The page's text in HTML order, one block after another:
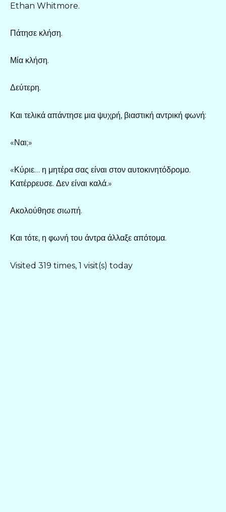
Ethan Whitmore.
Πάτησε κλήση.
Μία κλήση.
Δεύτερη.
Και τελικά απάντησε μια ψυχρή, βιαστική αντρική φωνή:
«Ναι;»
«Κύριε… η μητέρα σας είναι στον αυτοκινητόδρομο.
Κατέρρευσε. Δεν είναι καλά.»
Ακολούθησε σιωπή.
Και τότε, η φωνή του άντρα άλλαξε απότομα.
Visited 319 times, 1 visit(s) today